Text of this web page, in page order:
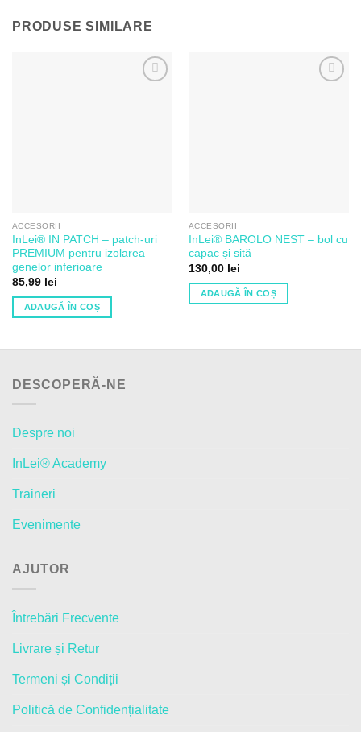
PRODUSE SIMILARE
ACCESORII
InLei® IN PATCH – patch-uri
PREMIUM pentru izolarea
genelor inferioare
85,99 lei
ADAUGĂ ÎN COȘ
ACCESORII
InLei® BAROLO NEST – bol cu
capac și sită
130,00 lei
ADAUGĂ ÎN COȘ
DESCOPERĂ-NE
Despre noi
InLei® Academy
Traineri
Evenimente
AJUTOR
Întrebări Frecvente
Livrare și Retur
Termeni și Condiții
Politică de Confidențialitate